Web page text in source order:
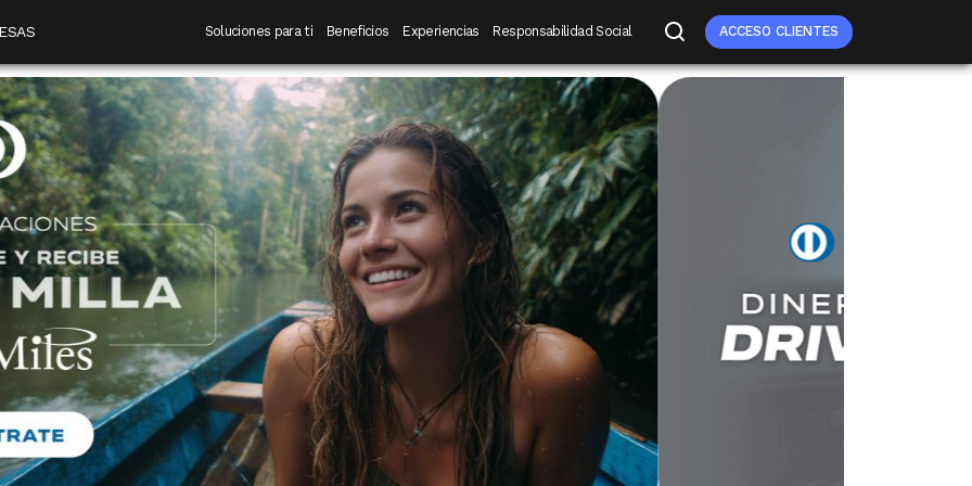
Navegación principal
Soluciones para ti Beneficios Experiencias Responsabilidad Social ACCESO CLIENTES